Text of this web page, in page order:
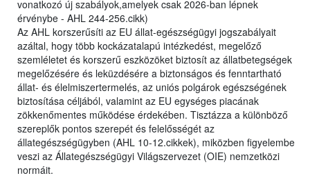
vonatkozó új szabályok,amelyek csak 2026-ban lépnek
érvénybe - AHL 244-256.cikk)
Az AHL korszerűsíti az EU állat-egészségügyi jogszabályait
azáltal, hogy több kockázatalapú intézkedést, megelőző
szemléletet és korszerű eszközöket biztosít az állatbetegségek
megelőzésére és leküzdésére a biztonságos és fenntartható
állat- és élelmiszertermelés, az uniós polgárok egészségének
biztosítása céljából, valamint az EU egységes piacának
zökkenőmentes működése érdekében. Tisztázza a különböző
szereplők pontos szerepét és felelősségét az
állategészségügyben (AHL 10-12.cikkek), miközben figyelembe
veszi az Állategészségügyi Világszervezet (OIE) nemzetközi
normáit.